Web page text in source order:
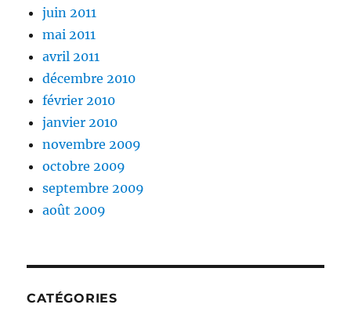
juin 2011
mai 2011
avril 2011
décembre 2010
février 2010
janvier 2010
novembre 2009
octobre 2009
septembre 2009
août 2009
CATÉGORIES